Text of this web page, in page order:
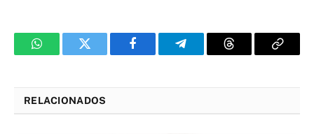
WhatsAppTwitter FacebookTelegramThreads Copy
RELACIONADOS